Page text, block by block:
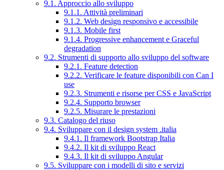
9.1. Approccio allo sviluppo
9.1.1. Attività preliminari
9.1.2. Web design responsivo e accessibile
9.1.3. Mobile first
9.1.4. Progressive enhancement e Graceful
degradation
9.2. Strumenti di supporto allo sviluppo del software
9.2.1. Feature detection
9.2.2. Verificare le feature disponibili con Can I
use
9.2.3. Strumenti e risorse per CSS e JavaScript
9.2.4. Supporto browser
9.2.5. Misurare le prestazioni
9.3. Catalogo del riuso
9.4. Sviluppare con il design system .italia
9.4.1. Il framework Bootstrap Italia
9.4.2. Il kit di sviluppo React
9.4.3. Il kit di sviluppo Angular
9.5. Sviluppare con i modelli di sito e servizi